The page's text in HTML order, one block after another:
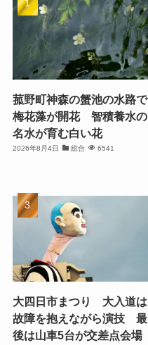
菰野町神森の蟹池の水路で
梅花藻が開花 智積養水の
名水が育む白い花
2026年8月4日 総合 6541
大四日市まつり 大入道は
故障を抱えながら演技 最
後は山車5台が交差点会場